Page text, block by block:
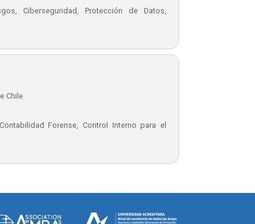
Ciberseguridad, Protección de Datos,
Chile
Forense, Control Interno para el